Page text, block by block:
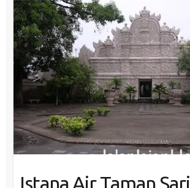
Istana Air Taman Sari